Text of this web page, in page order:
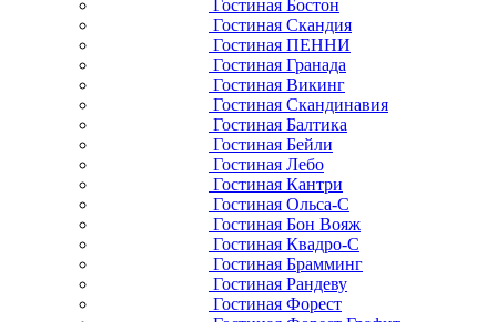
Гостиная Бостон
Гостиная Скандия
Гостиная ПЕННИ
Гостиная Гранада
Гостиная Викинг
Гостиная Скандинавия
Гостиная Балтика
Гостиная Бейли
Гостиная Лебо
Гостиная Кантри
Гостиная Ольса-С
Гостиная Бон Вояж
Гостиная Квадро-С
Гостиная Брамминг
Гостиная Рандеву
Гостиная Форест